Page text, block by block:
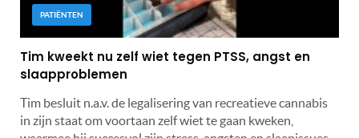
PATIËNTEN
Tim kweekt nu zelf wiet tegen PTSS, angst en
slaapproblemen
Tim besluit n.a.v. de legalisering van recreatieve cannabis
in zijn staat om voortaan zelf wiet te gaan kweken,